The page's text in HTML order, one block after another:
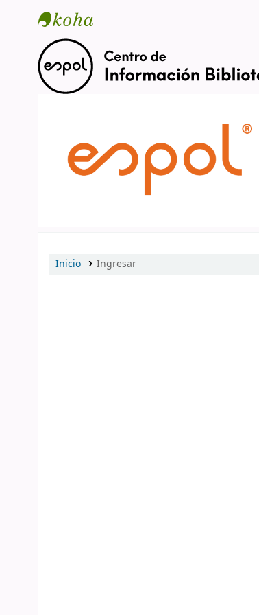
Catálogo en línea
Inicio Ingresar